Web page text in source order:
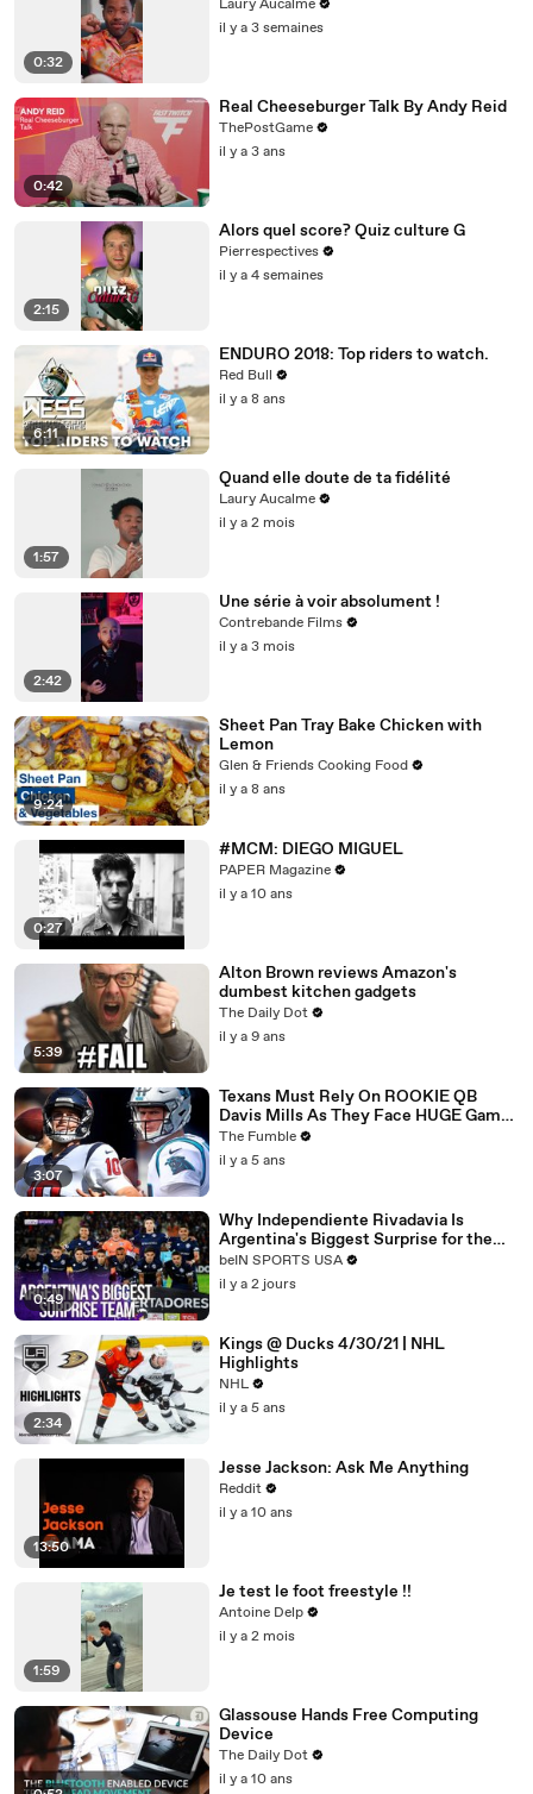
0:32
Laury Aucalme
il y a 3 semaines
0:42
Real Cheeseburger Talk By Andy Reid
ThePostGame
il y a 3 ans
2:15
Alors quel score? Quiz culture G
Pierrespectives
il y a 4 semaines
6:11
ENDURO 2018: Top riders to watch.
Red Bull
il y a 8 ans
1:57
Quand elle doute de ta fidélité
Laury Aucalme
il y a 2 mois
2:42
Une série à voir absolument !
Contrebande Films
il y a 3 mois
9:24
Sheet Pan Tray Bake Chicken with
Lemon
Glen & Friends Cooking Food
il y a 8 ans
0:27
#MCM: DIEGO MIGUEL
PAPER Magazine
il y a 10 ans
5:39
Alton Brown reviews Amazon's
dumbest kitchen gadgets
The Daily Dot
il y a 9 ans
3:07
Texans Must Rely On ROOKIE QB
Davis Mills As They Face HUGE Game
Against The Panthers: TNF Preview
The Fumble
il y a 5 ans
0:49
Why Independiente Rivadavia Is
Argentina's Biggest Surprise for the
Copa Libertadores? | beIN SPORTS
beIN SPORTS USA
il y a 2 jours
2:34
Kings @ Ducks 4/30/21 | NHL
Highlights
NHL
il y a 5 ans
13:50
Jesse Jackson: Ask Me Anything
Reddit
il y a 10 ans
1:59
Je test le foot freestyle !!
Antoine Delp
il y a 2 mois
Glassouse Hands Free Computing
Device
The Daily Dot
il y a 10 ans